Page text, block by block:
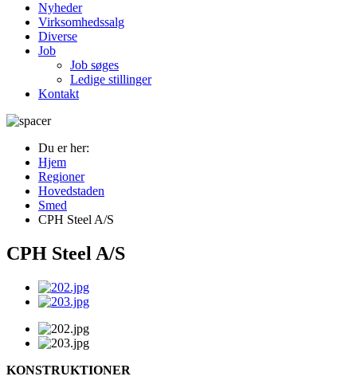
Nyheder
Virksomhedssalg
Diverse
Job
Job søges
Ledige stillinger
Kontakt
Du er her:
Hjem
Regioner
Hovedstaden
Smed
CPH Steel A/S
CPH Steel A/S
KONSTRUKTIONER